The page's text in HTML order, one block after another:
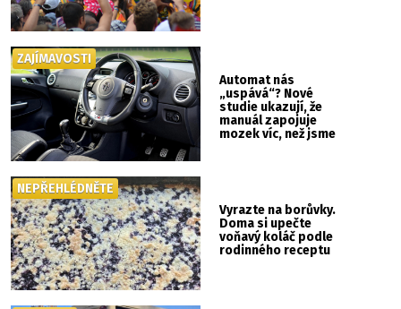
Automat nás
„uspává“? Nové
studie ukazují, že
manuál zapojuje
mozek víc, než jsme
ZAJÍMAVOSTI
Vyrazte na borůvky.
Doma si upečte
voňavý koláč podle
rodinného receptu
NEPŘEHLÉDNĚTE